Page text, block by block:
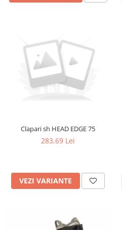
Clapari sh HEAD EDGE 75
283,69 Lei
VEZI VARIANTE